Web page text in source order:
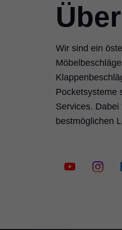
Wir sind ein
Pocketsysteme
Services.
bestmöglichen